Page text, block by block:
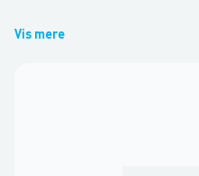
Vis mere